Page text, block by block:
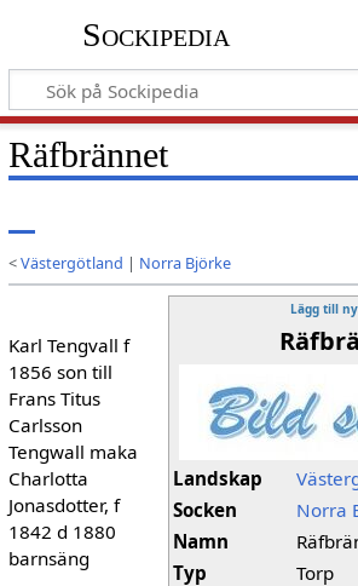
Sockipedia
Räfbrännet
<Västergötland | Norra Björke
Lägg till
Landskap
Socken
Norra
Namn
Typ
Torp
Karl Tengvall f
1856 son till
Frans Titus
Carlsson
Tengwall maka
Charlotta
Jonasdotter, f
1842 d 1880
barnsäng